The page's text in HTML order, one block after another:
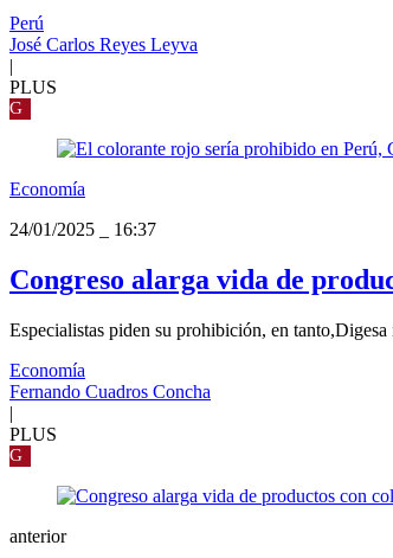
Perú
José Carlos Reyes Leyva
PLUS
G
Economía
24/01/2025
16:37
Congreso alarga vida de
Especialistas piden su prohibición, en
Economía
Fernando Cuadros Concha
|
PLUS
G
anterior